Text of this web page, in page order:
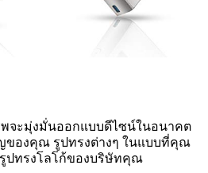
จะมุ่งมั่นออกแบบดีไซน์ในอนาคต
ของคุณ รูปทรงต่างๆ ในแบบที่คุณ
ปทรงโลโก้ของบริษัทคุณ